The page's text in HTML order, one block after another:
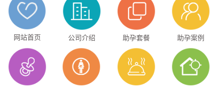
网站首页 公司介绍 助孕套餐 助孕案例